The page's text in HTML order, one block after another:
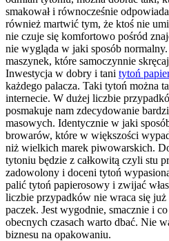
smakował i równocześnie
również martwić tym, że ktoś nie
nie czuje się komfortowo pośród
nie wygląda w jaki sposób
maszynek, które samoczynnie
Inwestycja w dobry i tani tytoń
każdego palacza. Taki tytoń można
internecie. W dużej liczbie
posmakuje nam zdecydowanie
masowych. Identycznie w jaki
browarów, które w większości
niż wielkich marek piwowarskich.
tytoniu będzie z całkowitą czyli stu
zadowolony i doceni tytoń
palić tytoń papierosowy i zwijać
liczbie przypadków nie wraca się
paczek. Jest wygodnie, smacznie i
obecnych czasach warto dbać. Nie
biznesu na opakowaniu.